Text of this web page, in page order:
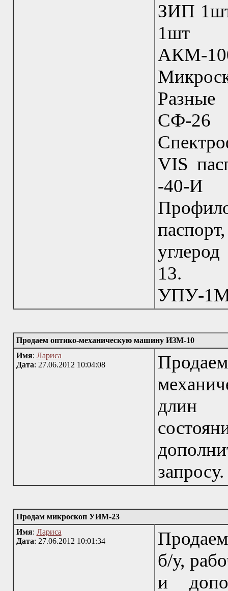
ЗИП
1шт
АКМ-
СФ-
VIS
-40-И
13.
УПУ-
Продаем оптико-механическую машину ИЗМ-10
Имя: Лариса
Дата: 27.06.2012 10:04:08
длин
запросу.
Продам микроскоп УИМ-23
Имя: Лариса
Дата: 27.06.2012 10:01:34
б/у,
и